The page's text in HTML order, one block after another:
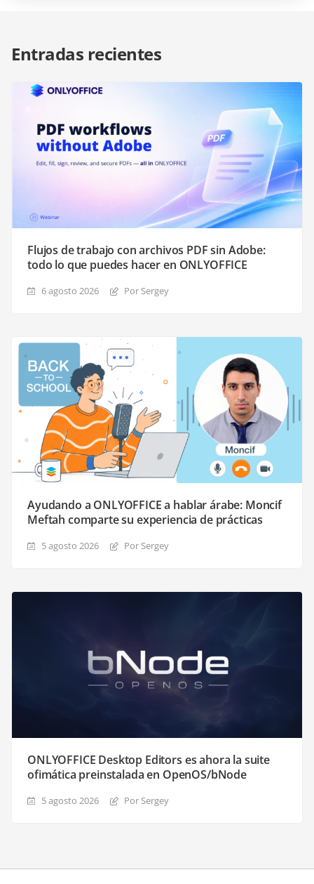
Entradas recientes
Flujos de trabajo con archivos PDF sin Adobe:
todo lo que puedes hacer en ONLYOFFICE
6 agosto 2026 Por Sergey
Ayudando a ONLYOFFICE a hablar árabe: Moncif
Meftah comparte su experiencia de prácticas
5 agosto 2026 Por Sergey
ONLYOFFICE Desktop Editors es ahora la suite
ofimática preinstalada en OpenOS/bNode
5 agosto 2026 Por Sergey